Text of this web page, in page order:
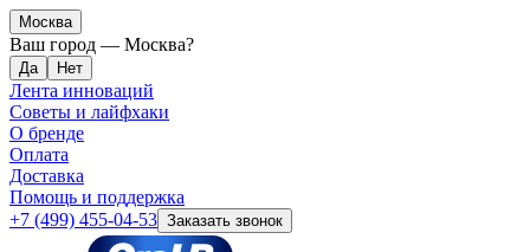
Москва
Ваш город — Москва?
Лента инноваций
Советы и лайфхаки
О бренде
Оплата
Доставка
Помощь и поддержка
+7 (499) 455-04-53 Заказать звонок